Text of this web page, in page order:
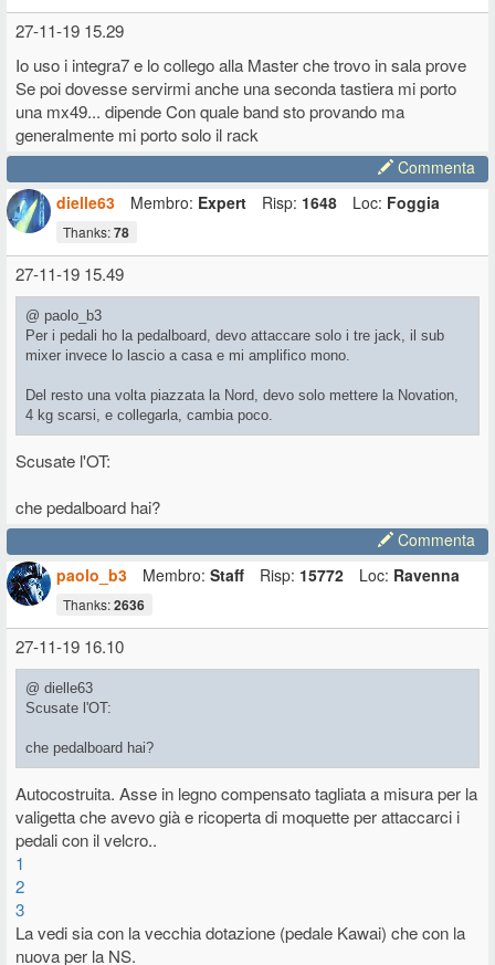
27-11-19 15.29
Io uso i integra7 e lo collego alla Master che trovo in sala prove
Se poi dovesse servirmi anche una seconda tastiera mi porto
una mx49... dipende Con quale band sto provando ma
generalmente mi porto solo il rack
Commenta
dielle63
Membro: Expert Risp: 1648 Loc: Foggia
Thanks:78
27-11-19 15.49
@ paolo_b3
Per i pedali ho la pedalboard, devo attaccare solo i tre jack, il sub
mixer invece lo lascio a casa e mi amplifico mono.
Del resto una volta piazzata la Nord, devo solo mettere la Novation,
4 kg scarsi, e collegarla, cambia poco.
Scusate l'OT:
che pedalboard hai?
Commenta
paolo_b3
Membro: Staff Risp: 15772 Loc: Ravenna
Thanks:2636
27-11-19 16.10
@ dielle63
Scusate l'OT:
che pedalboard hai?
Autocostruita. Asse in legno compensato tagliata a misura per la
valigetta che avevo già e ricoperta di moquette per attaccarci i
pedali con il velcro..
1
2
3
La vedi sia con la vecchia dotazione (pedale Kawai) che con la
nuova per la NS.